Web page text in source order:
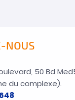
NOUS
50 Bd
du complexe).